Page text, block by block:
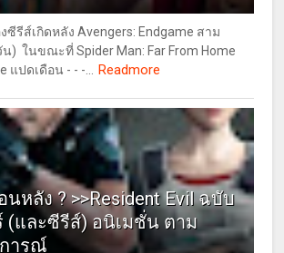
รีส์เกิดหลัง Avengers: Endgame สาม
) ในขณะที่ Spider Man: Far From Home
แปดเดือน - - -...
Readmore
นหลัง ? >>Resident Evil ฉบับ
(และซีรีส์) อนิเมชั่น ตาม
ารณ์